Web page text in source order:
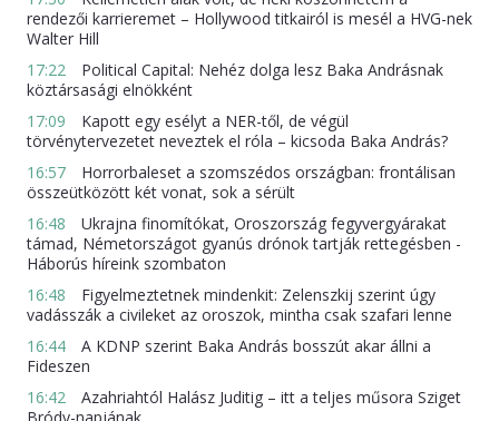
rendezői karrieremet – Hollywood titkairól is mesél a HVG-nek
Walter Hill
17:22
Political Capital: Nehéz dolga lesz Baka Andrásnak
köztársasági elnökként
17:09
Kapott egy esélyt a NER-től, de végül
törvénytervezetet neveztek el róla – kicsoda Baka András?
16:57
Horrorbaleset a szomszédos országban: frontálisan
összeütközött két vonat, sok a sérült
16:48
Ukrajna finomítókat, Oroszország fegyvergyárakat
támad, Németországot gyanús drónok tartják rettegésben -
Háborús híreink szombaton
16:48
Figyelmeztetnek mindenkit: Zelenszkij szerint úgy
vadásszák a civileket az oroszok, mintha csak szafari lenne
16:44
A KDNP szerint Baka András bosszút akar állni a
Fideszen
16:42
Azahriahtól Halász Juditig – itt a teljes műsora Sziget